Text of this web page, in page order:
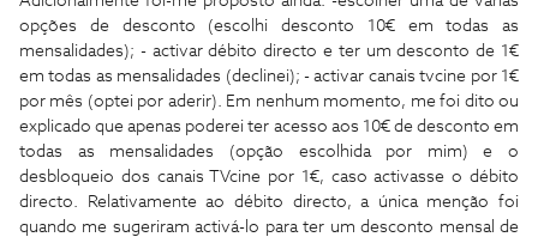
opções de desconto (escolhi desconto 10€ em todas as
mensalidades); - activar débito directo e ter um desconto de 1€
em todas as mensalidades (declinei); - activar canais tvcine por 1€
por mês (optei por aderir). Em nenhum momento, me foi dito ou
explicado que apenas poderei ter acesso aos 10€ de desconto em
todas as mensalidades (opção escolhida por mim) e o
desbloqueio dos canais TVcine por 1€, caso activasse o débito
directo. Relativamente ao débito directo, a única menção foi
quando me sugeriram activá-lo para ter um desconto mensal de